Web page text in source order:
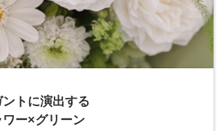
トに演出する
ー×グリーン